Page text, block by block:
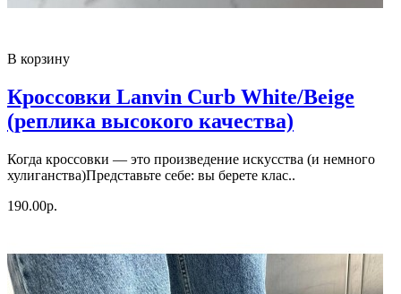
В корзину
Кроссовки Lanvin Curb White/Beige
(реплика высокого качества)
Когда кроссовки — это произведение искусства (и немного
хулиганства)Представьте себе: вы берете клас..
190.00р.